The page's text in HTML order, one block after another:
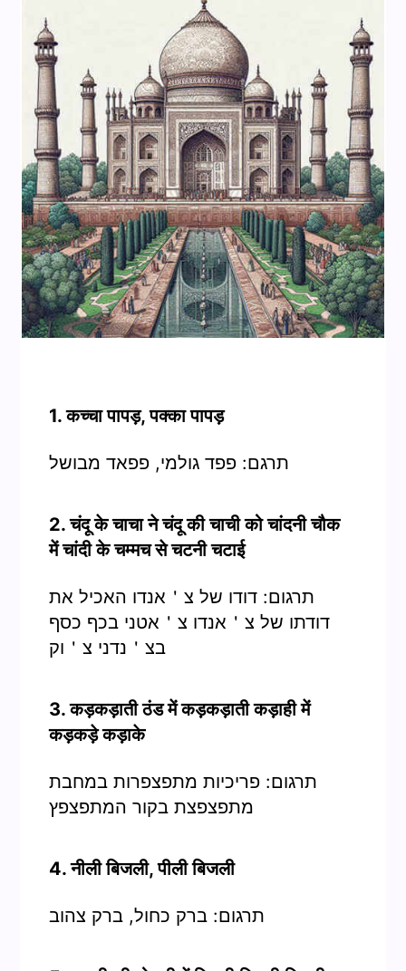
1. कच्चा पापड़, पक्का पापड़
תרגם: פפד גולמי, פפאד מבושל
2. चंदू के चाचा ने चंदू की चाची को चांदनी चौक
में चांदी के चम्मच से चटनी चटाई
תרגום: דודו של צ＇אנדו האכיל את
דודתו של צ＇אנדו צ＇אטני בכף כסף
בצ＇נדני צ＇וק
3. कड़कड़ाती ठंड में कड़कड़ाती कड़ाही में
कड़कड़े कड़ाके
תרגום: פריכיות מתפצפרות במחבת
מתפצפצת בקור המתפצפץ
4. नीली बिजली, पीली बिजली
תרגום: ברק כחול, ברק צהוב